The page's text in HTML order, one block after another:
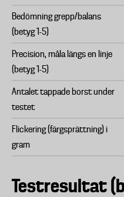
Bedömning grepp/balans
(betyg 1-5)
Precision, måla längs en linje
(betyg 1-5)
Antalet tappade borst under
testet
Flickering (färgsprättning) i
gram
Testresultat